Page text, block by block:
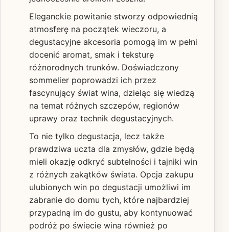
Eleganckie powitanie stworzy odpowiednią
atmosferę na początek wieczoru, a
degustacyjne akcesoria pomogą im w pełni
docenić aromat, smak i teksturę
różnorodnych trunków. Doświadczony
sommelier poprowadzi ich przez
fascynujący świat wina, dzieląc się wiedzą
na temat różnych szczepów, regionów
uprawy oraz technik degustacyjnych.
To nie tylko degustacja, lecz także
prawdziwa uczta dla zmysłów, gdzie będą
mieli okazję odkryć subtelności i tajniki win
z różnych zakątków świata. Opcja zakupu
ulubionych win po degustacji umożliwi im
zabranie do domu tych, które najbardziej
przypadną im do gustu, aby kontynuować
podróż po świecie wina również po